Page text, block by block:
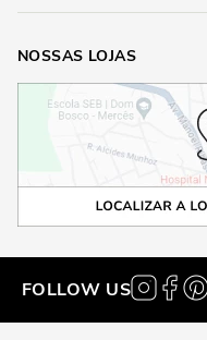
NOSSAS LOJAS
FOLLOW US